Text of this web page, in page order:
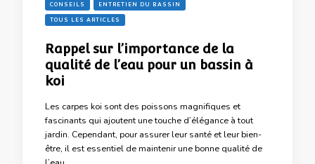
CONSEILS
ENTRETIEN DU BASSIN
TOUS LES ARTICLES
Rappel sur l’importance de la
qualité de l’eau pour un bassin à
koi
Les carpes koi sont des poissons magnifiques et
fascinants qui ajoutent une touche d’élégance à tout
jardin. Cependant, pour assurer leur santé et leur bien-
être, il est essentiel de maintenir une bonne qualité de